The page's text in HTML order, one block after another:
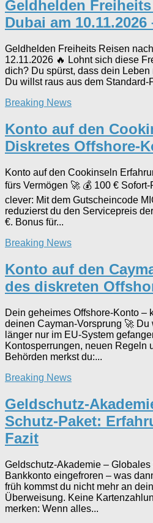
Geldhelden
Dubai am 10.11.2026
Geldhelden Freiheits Reisen
12.11.2026 🔥 Lohnt sich diese
dich? Du spürst, dass dein
Du willst raus aus dem Standard-
Breaking News
Konto auf den
Diskretes Offshore-
Konto auf den Cookinseln
fürs Vermögen 🚀 💰 100 €
clever: Mit dem Gutscheincode
reduzierst du den Servicepreis
€. Bonus für...
Breaking News
Konto auf den
des diskreten
Dein geheimes Offshore-Konto –
deinen Cayman-Vorsprung 🚀
länger nur im EU-System
Kontosperrungen, neuen Regeln
Behörden merkst du:...
Breaking News
Geldschutz-
Schutz-Paket:
Fazit
Geldschutz-Akademie –
Bankkonto eingefroren – was
früh kommst du nicht mehr an
Überweisung. Keine
merken: Wenn alles...